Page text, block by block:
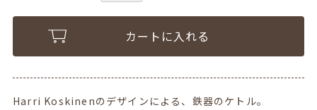
カートに入れる
Harri Koskinenのデザインによる、鉄器のケトル。